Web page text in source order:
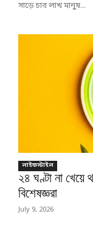
সাড়ে চার লাখ মানুষ...
লাইফস্টাইল
২৪ ঘণ্টা না খেয়ে
বিশেষজ্ঞরা
July 9, 2026